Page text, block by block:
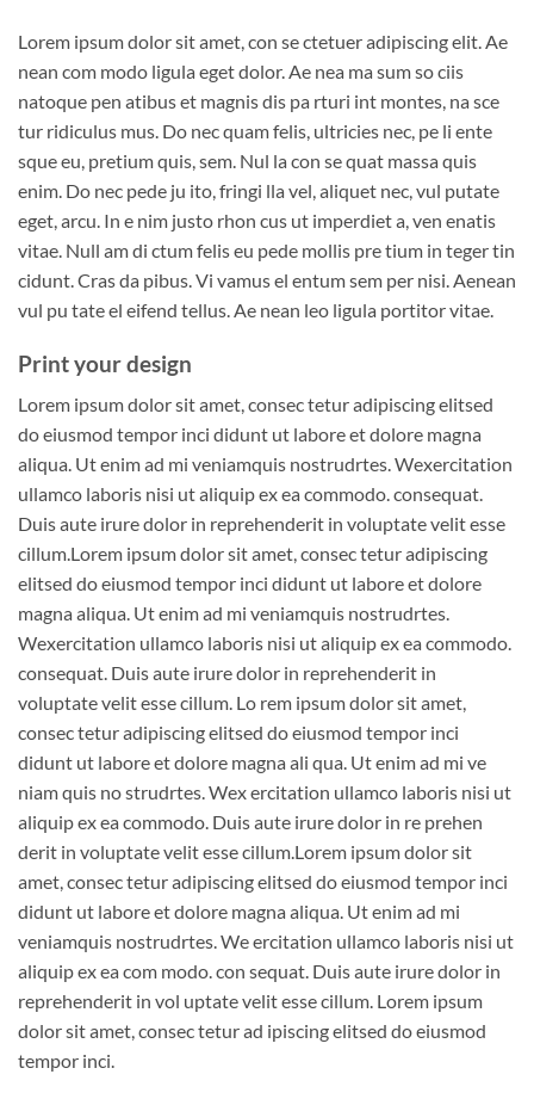
Lorem ipsum dolor sit amet, con se ctetuer adipiscing elit. Ae
nean com modo ligula eget dolor. Ae nea ma sum so ciis
natoque pen atibus et magnis dis pa rturi int montes, na sce
tur ridiculus mus. Do nec quam felis, ultricies nec, pe li ente
sque eu, pretium quis, sem. Nul la con se quat massa quis
enim. Do nec pede ju ito, fringi lla vel, aliquet nec, vul putate
eget, arcu. In e nim justo rhon cus ut imperdiet a, ven enatis
vitae. Null am di ctum felis eu pede mollis pre tium in teger tin
cidunt. Cras da pibus. Vi vamus el entum sem per nisi. Aenean
vul pu tate el eifend tellus. Ae nean leo ligula portitor vitae.
Print your design
Lorem ipsum dolor sit amet, consec tetur adipiscing elitsed
do eiusmod tempor inci didunt ut labore et dolore magna
aliqua. Ut enim ad mi veniamquis nostrudrtes. Wexercitation
ullamco laboris nisi ut aliquip ex ea commodo. consequat.
Duis aute irure dolor in reprehenderit in voluptate velit esse
cillum.Lorem ipsum dolor sit amet, consec tetur adipiscing
elitsed do eiusmod tempor inci didunt ut labore et dolore
magna aliqua. Ut enim ad mi veniamquis nostrudrtes.
Wexercitation ullamco laboris nisi ut aliquip ex ea commodo.
consequat. Duis aute irure dolor in reprehenderit in
voluptate velit esse cillum. Lo rem ipsum dolor sit amet,
consec tetur adipiscing elitsed do eiusmod tempor inci
didunt ut labore et dolore magna ali qua. Ut enim ad mi ve
niam quis no strudrtes. Wex ercitation ullamco laboris nisi ut
aliquip ex ea commodo. Duis aute irure dolor in re prehen
derit in voluptate velit esse cillum.Lorem ipsum dolor sit
amet, consec tetur adipiscing elitsed do eiusmod tempor inci
didunt ut labore et dolore magna aliqua. Ut enim ad mi
veniamquis nostrudrtes. We ercitation ullamco laboris nisi ut
aliquip ex ea com modo. con sequat. Duis aute irure dolor in
reprehenderit in vol uptate velit esse cillum. Lorem ipsum
dolor sit amet, consec tetur ad ipiscing elitsed do eiusmod
tempor inci.